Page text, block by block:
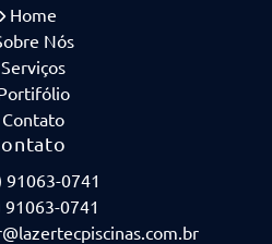
Home
Nós
Serviços
Contato
91063-0741
91063-0741